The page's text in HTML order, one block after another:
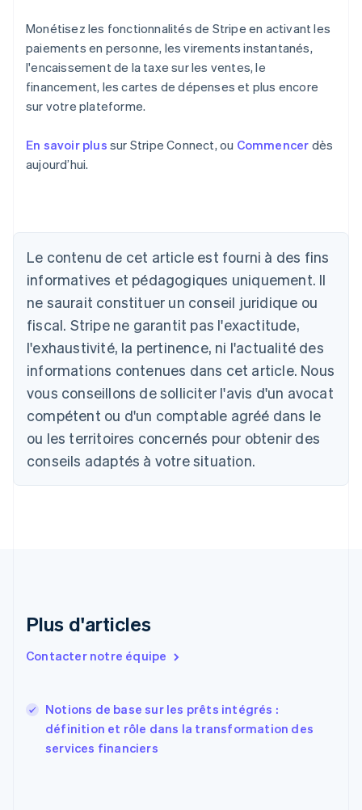
Monétisez les fonctionnalités de Stripe en activant les
paiements en personne, les virements instantanés,
l'encaissement de la taxe sur les ventes, le
financement, les cartes de dépenses et plus encore
sur votre plateforme.
En savoir plus sur Stripe Connect, ou Commencer dès
aujourd’hui.
Le contenu de cet article est fourni à des fins
informatives et pédagogiques uniquement. Il
ne saurait constituer un conseil juridique ou
fiscal. Stripe ne garantit pas l'exactitude,
l'exhaustivité, la pertinence, ni l'actualité des
informations contenues dans cet article. Nous
vous conseillons de solliciter l'avis d'un avocat
compétent ou d'un comptable agréé dans le
ou les territoires concernés pour obtenir des
conseils adaptés à votre situation.
Plus d'articles
Contacter notre équipe
Notions de base sur les prêts intégrés :
définition et rôle dans la transformation des
services financiers
Allemagne
Deutsch
DeutschEnglish
Belgique
Nederlands Français Deutsch English
Brésil
Português English
English
Canada
English Français
Chine continentale
简体中文English
Chypre
Croatie
English Italiano
English Español简体中文
English Svenska
Gibraltar
English
Grèce